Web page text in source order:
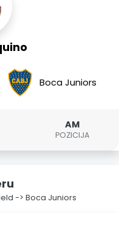
Boca Juniors
AM
POZICIJA
-> Boca Juniors